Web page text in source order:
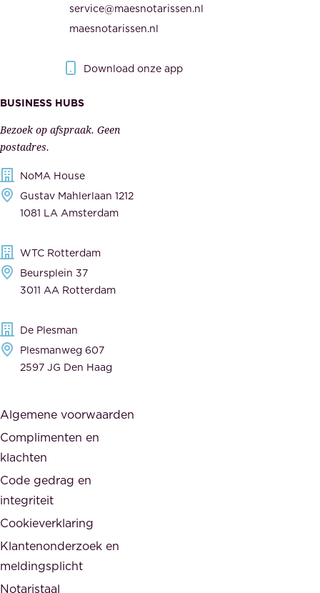
s
i
j
t
o
g
e
d
e
n
i
n
t
g
e
s
l
e
r
c
i
,
d
e
o
v
e
r
h
e
service@maesnotarissen.nl
maesnotarissen.nl
Download onze app
BUSINESS HUBS
Bezoek op afspraak. Geen
postadres.
NoMA House
Gustav Mahlerlaan 1212
1081 LA Amsterdam
WTC Rotterdam
Beursplein 37
3011 AA Rotterdam
De Plesman
Plesmanweg 607
2597 JG Den Haag
Algemene voorwaarden
Complimenten en
klachten
Code gedrag en
integriteit
Cookieverklaring
Klantenonderzoek en
meldingsplicht
Notaristaal